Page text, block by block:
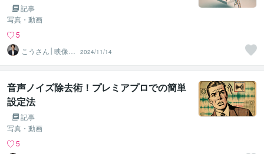
記事
写真・動画
5
こうさん│映像×
AI×SNS
2024/11/14
音声ノイズ除去術！プレミアプロでの簡単
設定法
記事
写真・動画
5